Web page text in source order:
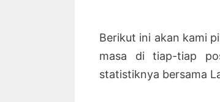
Berikut ini akan kami
masa di tiap-tiap
statistiknya bersama